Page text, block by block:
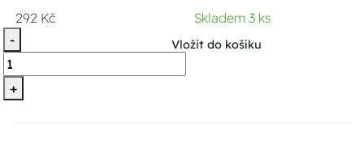
292 Kč
Skladem 3 ks
-
+
Vložit do košíku